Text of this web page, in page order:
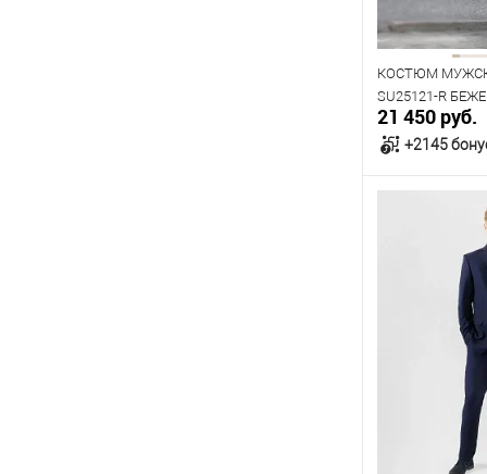
Рост
182
КОСТЮМ
SU25121-R
21 450 руб.
+2145
В
В наличии
Таблица
Размер одежды